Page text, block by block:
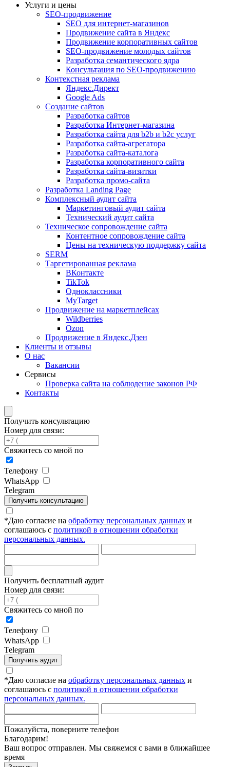
Услуги и цены
SEO-продвижение
SEO для интернет-магазинов
Продвижение сайта в Яндекс
Продвижение корпоративных сайтов
SEO-продвижение молодых сайтов
Разработка семантического ядра
Консультация по SEO-продвижению
Контекстная реклама
Яндекс.Директ
Google Ads
Создание сайтов
Разработка сайтов
Разработка Интернет-магазина
Разработка сайта для b2b и b2c услуг
Разработка сайта-агрегатора
Разработка сайта-каталога
Разработка корпоративного сайта
Разработка сайта-визитки
Разработка промо-сайта
Разработка Landing Page
Комплексный аудит сайта
Маркетинговый аудит сайта
Технический аудит сайта
Техническое сопровождение сайта
Контентное сопровождение сайта
Цены на техническую поддержку сайта
SERM
Таргетированная реклама
ВКонтакте
TikTok
Одноклассники
MyTarget
Продвижение на маркетплейсах
Wildberries
Ozon
Продвижение в Яндекс.Дзен
Клиенты и отзывы
О нас
Вакансии
Сервисы
Проверка сайта на соблюдение законов РФ
Контакты
Получить консультацию
Номер для связи:
Свяжитесь со мной по
Телефону
WhatsApp
Telegram
Получить консультацию
*Даю согласие на обработку персональных данных и
соглашаюсь с политикой в отношении обработки
персональных данных.
Получить бесплатный аудит
Номер для связи:
Свяжитесь со мной по
Телефону
WhatsApp
Telegram
Получить аудит
*Даю согласие на обработку персональных данных и
соглашаюсь с политикой в отношении обработки
персональных данных.
Пожалуйста, поверните телефон
Благодарим!
Ваш вопрос отправлен. Мы свяжемся с вами в ближайшее
время